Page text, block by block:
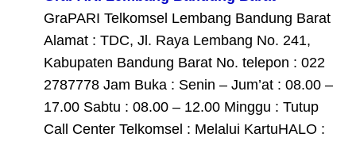
GraPARI Telkomsel Lembang Bandung Barat
Alamat : TDC, Jl. Raya Lembang No. 241,
Kabupaten Bandung Barat No. telepon : 022
2787778 Jam Buka : Senin – Jum’at : 08.00 –
17.00 Sabtu : 08.00 – 12.00 Minggu : Tutup
Call Center Telkomsel : Melalui KartuHALO :